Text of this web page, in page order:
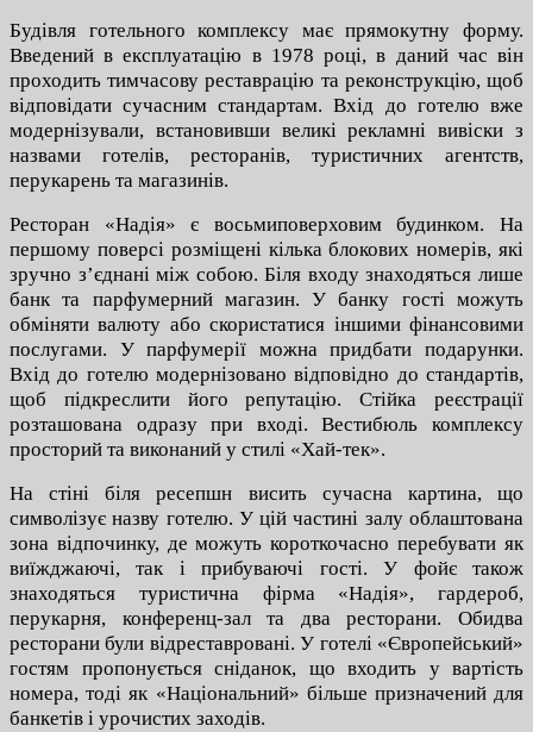
Будівля готельного комплексу має прямокутну форму.
Введений в експлуатацію в 1978 році, в даний час він
проходить тимчасову реставрацію та реконструкцію, щоб
відповідати сучасним стандартам. Вхід до готелю вже
модернізували, встановивши великі рекламні вивіски з
назвами готелів, ресторанів, туристичних агентств,
перукарень та магазинів.
Ресторан «Надія» є восьмиповерховим будинком. На
першому поверсі розміщені кілька блокових номерів, які
зручно з’єднані між собою. Біля входу знаходяться лише
банк та парфумерний магазин. У банку гості можуть
обміняти валюту або скористатися іншими фінансовими
послугами. У парфумерії можна придбати подарунки.
Вхід до готелю модернізовано відповідно до стандартів,
щоб підкреслити його репутацію. Стійка реєстрації
розташована одразу при вході. Вестибюль комплексу
просторий та виконаний у стилі «Хай-тек».
На стіні біля ресепшн висить сучасна картина, що
символізує назву готелю. У цій частині залу облаштована
зона відпочинку, де можуть короткочасно перебувати як
виїжджаючі, так і прибуваючі гості. У фойє також
знаходяться туристична фірма «Надія», гардероб,
перукарня, конференц-зал та два ресторани. Обидва
ресторани були відреставровані. У готелі «Європейський»
гостям пропонується сніданок, що входить у вартість
номера, тоді як «Національний» більше призначений для
банкетів і урочистих заходів.